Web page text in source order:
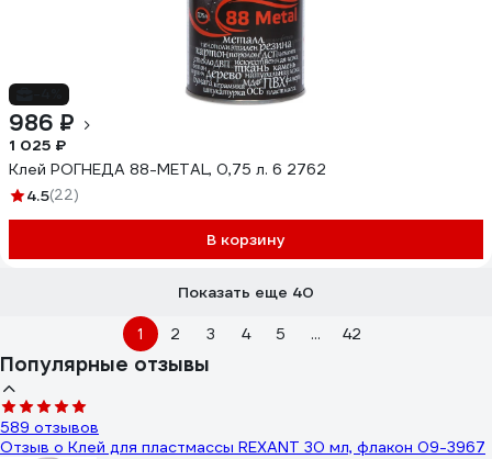
986 ₽
1 025 ₽
Клей РОГНЕДА 88-METAL, 0,75 л. 6 2762
4.5(22)
В корзину
Показать еще 40
1 2 3 4 5 ... 42
Популярные отзывы
589 отзывов
Отзыв о Клей для пластмассы REXANT 30 мл, флакон 09-3967